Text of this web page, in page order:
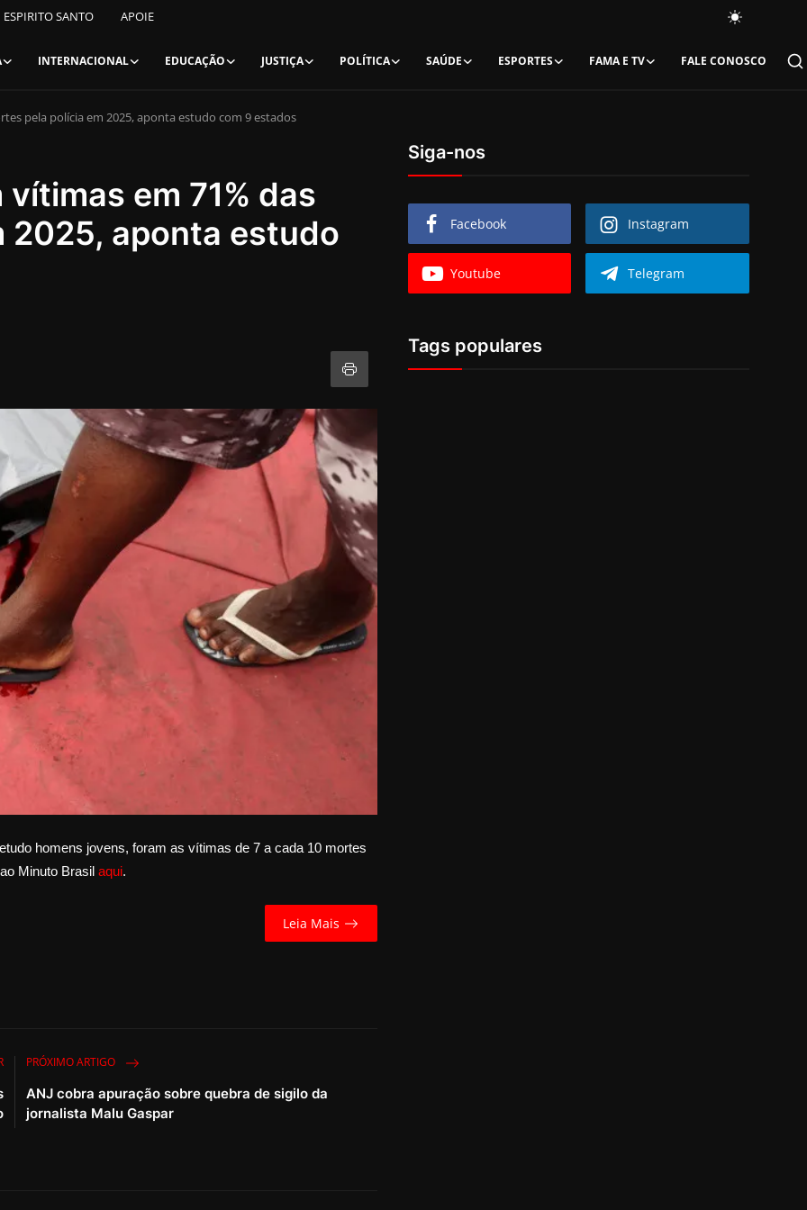
ESPIRITO SANTO APOIE
INTERNACIONAL EDUCAÇÃO JUSTIÇA POLÍTICA SAÚDE ESPORTES FAMA E TV FALE CONOSCO
pela polícia em 2025, aponta estudo com 9 estados
em 71% das
2025, aponta estudo
homens jovens, foram as vítimas de 7 a cada 10 mortes
Minuto Brasil aqui.
Leia Mais
PRÓXIMO ARTIGO
ANJ cobra apuração sobre quebra de sigilo da
jornalista Malu Gaspar
Siga-nos
Facebook Instagram
Youtube Telegram
Tags populares